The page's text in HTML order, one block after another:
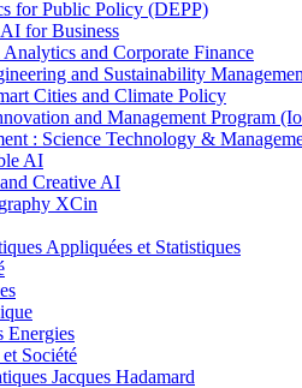
for Public Policy (DEPP)
for Business
and Corporate Finance
and Sustainability
Cities and Climate Policy
and Management Program
: Science Technology &
AI
Creative AI
XCin
Appliquées et Statistiques
Energies
Société
Jacques Hadamard